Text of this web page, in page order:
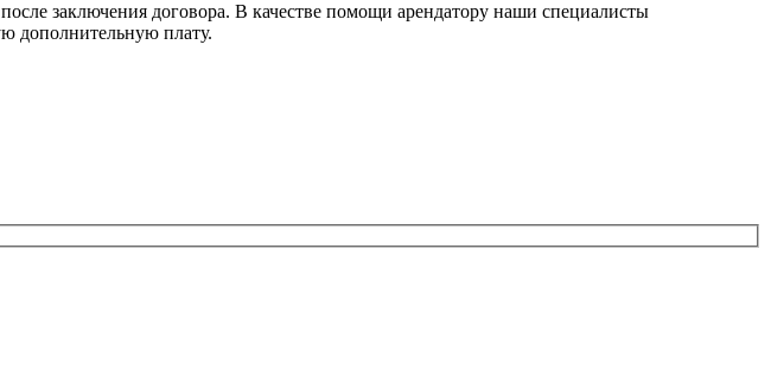
заключения договора. В качестве помощи арендатору наши специалисты
дополнительную плату.